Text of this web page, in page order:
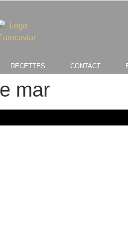
RECETTES CONTACT
mar